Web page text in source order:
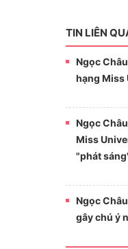
TIN LIÊN
Ngọc
hạng Miss
Ngọc
Miss
"phát
Ngọc
gây chú ý